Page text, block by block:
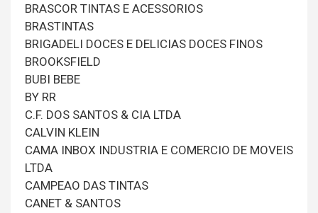
BRASCOR TINTAS E ACESSORIOS
BRASTINTAS
BRIGADELI DOCES E DELICIAS DOCES FINOS
BROOKSFIELD
BUBI BEBE
BY RR
C.F. DOS SANTOS & CIA LTDA
CALVIN KLEIN
CAMA INBOX INDUSTRIA E COMERCIO DE MOVEIS
LTDA
CAMPEAO DAS TINTAS
CANET & SANTOS